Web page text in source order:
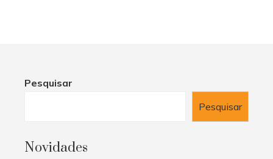
Pesquisar
Pesquisar
Novidades